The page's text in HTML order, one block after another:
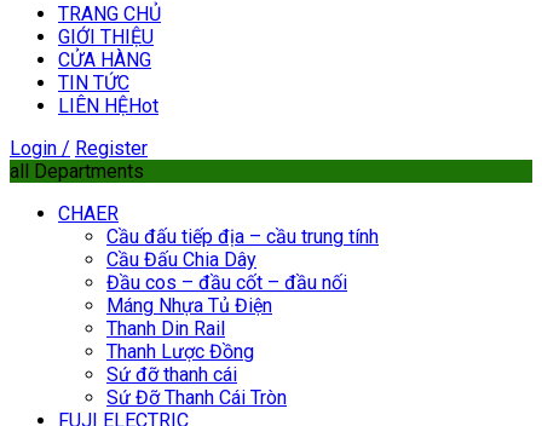
TRANG CHỦ
GIỚI THIỆU
CỬA HÀNG
TIN TỨC
LIÊN HỆHot
Login / Register
all Departments
CHAER
Cầu đấu tiếp địa – cầu trung tính
Cầu Đấu Chia Dây
Đầu cos – đầu cốt – đầu nối
Máng Nhựa Tủ Điện
Thanh Din Rail
Thanh Lược Đồng
Sứ đỡ thanh cái
Sứ Đỡ Thanh Cái Tròn
FUJI ELECTRIC